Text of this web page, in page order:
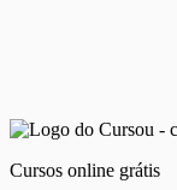
Cursos online grátis